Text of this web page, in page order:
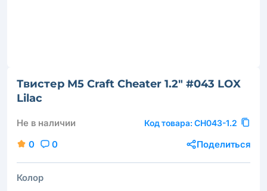
Твистер M5 Craft Cheater 1.2" #043 LOX
Lilac
Не в наличии Код товара: CH043-1.2
0 0 Поделиться
Колор